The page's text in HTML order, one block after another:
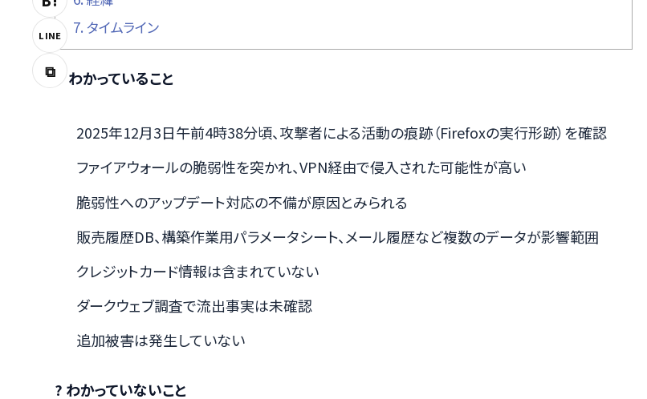
LINE
⧉
7. タイムライン
✓ わかっていること
2025年12月3日午前4時38分頃、攻撃者による活動の痕跡（Firefoxの実行形跡）を確認
ファイアウォールの脆弱性を突かれ、VPN経由で侵入された可能性が高い
脆弱性へのアップデート対応の不備が原因とみられる
販売履歴DB、構築作業用パラメータシート、メール履歴など複数のデータが影響範囲
クレジットカード情報は含まれていない
ダークウェブ調査で流出事実は未確認
追加被害は発生していない
? わかっていないこと